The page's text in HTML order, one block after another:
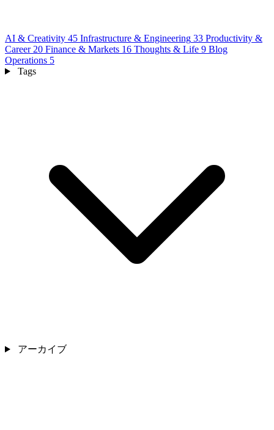
AI & Creativity 45 Infrastructure & Engineering 33 Productivity &
Career 20 Finance & Markets 16 Thoughts & Life 9 Blog
Operations 5
Tags
アーカイブ